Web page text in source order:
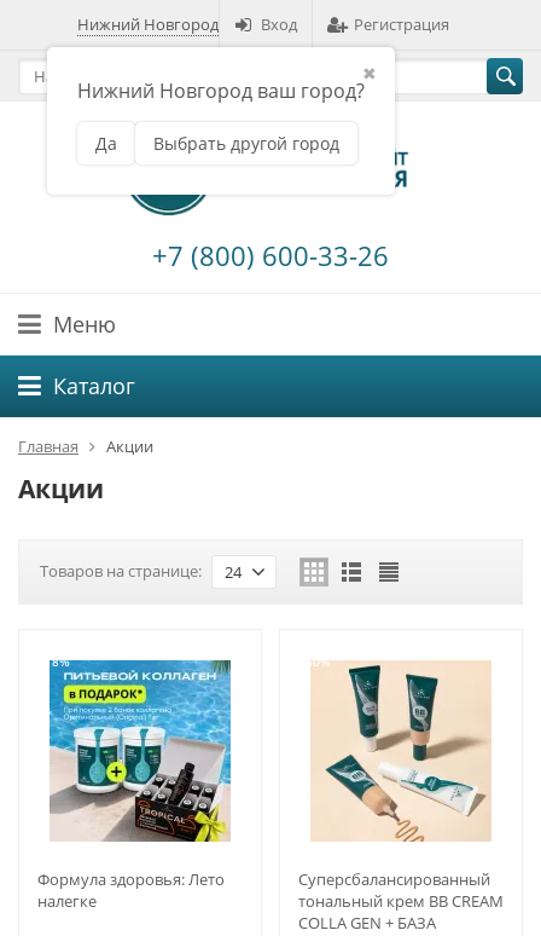
Нижний Новгород
✖
Нижний Новгород ваш город?
Да Выбрать другой город
Вход Регистрация
+7 (800) 600-33-26
Меню
Каталог
Главная Акции
Акции
Товаров на странице: 24
-18%
Формула здоровья: Лето
налегке
-50%
Суперсбалансированный
тональный крем BB CREAM
COLLA GEN + БАЗА